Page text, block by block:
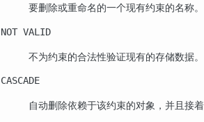
要删除或重命名的一个现有约束的名称。
NOT VALID
不为约束的合法性验证现有的存储数据。
CASCADE
自动删除依赖于该约束的对象，并且接